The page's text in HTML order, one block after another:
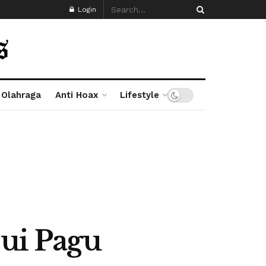
Login
Olahraga Anti Hoax Lifestyle
Pagu